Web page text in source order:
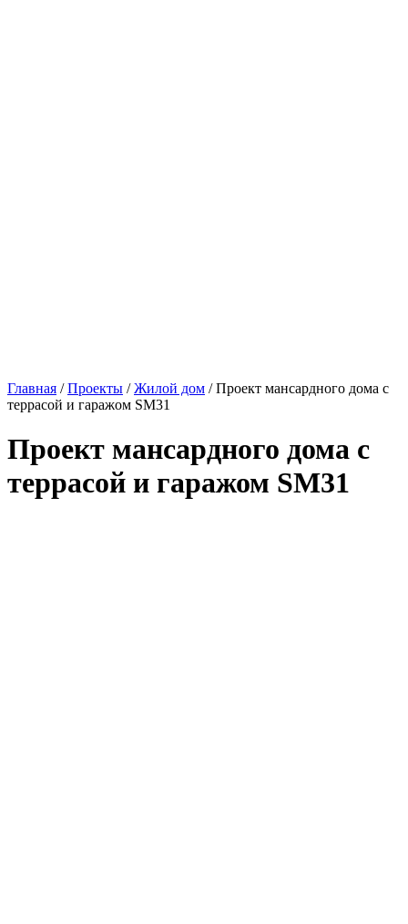
Главная /Проекты /Жилой дом / Проект мансардного дома с
террасой и гаражом SM31
Проект мансардного дома с
террасой и гаражом SM31